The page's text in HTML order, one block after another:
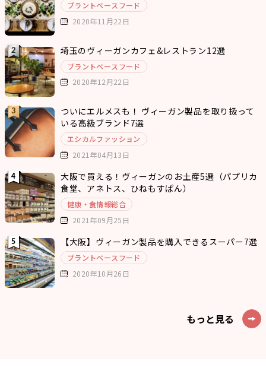
プラントベースフード
2020年11月22日
埼玉のヴィーガンカフェ&レストラン12選
プラントベースフード
2020年12月22日
ついにエルメスも！ ヴィーガン製品を取り扱って
いる高級ブランド7選
エシカルファッション
2021年04月13日
大阪で買える！ヴィーガンのお土産5選（パプリカ
食堂、アネトス、ひねもすぱん）
健康・食情報総合
2021年09月25日
【大阪】ヴィーガン製品を購入できるスーパー7選
プラントベースフード
2020年10月26日
もっと見る